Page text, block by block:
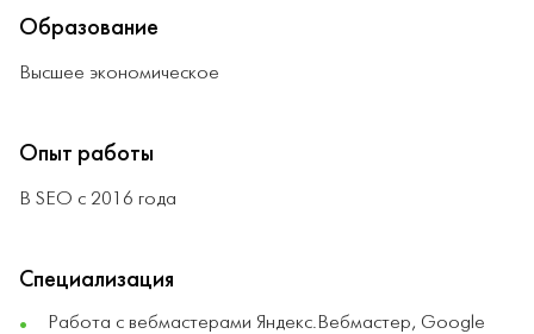
Образование
Высшее экономическое
Опыт работы
В SEO с 2016 года
Специализация
Работа с вебмастерами Яндекс.Вебмастер, Google